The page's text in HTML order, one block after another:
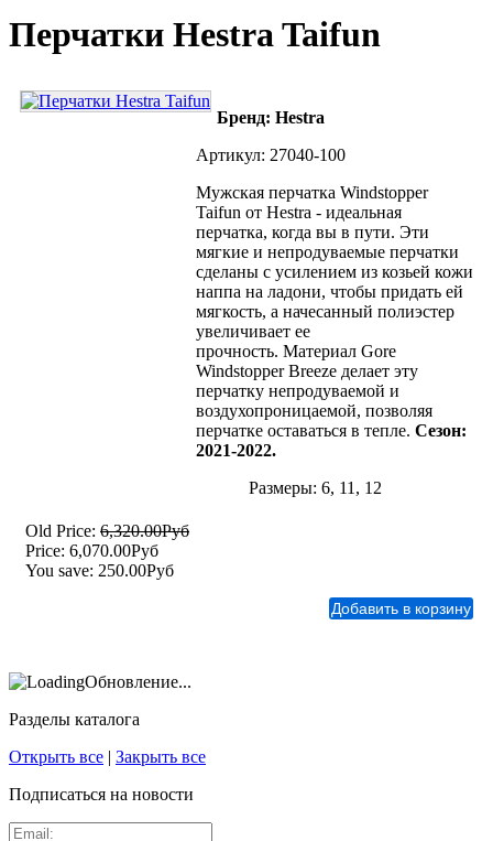
Перчатки Hestra Taifun
Бренд: Hestra
Артикул: 27040-100
Мужская перчатка Windstopper
Taifun от Hestra - идеальная
перчатка, когда вы в пути. Эти
мягкие и непродуваемые перчатки
сделаны с усилением из козьей кожи
наппа на ладони, чтобы придать ей
мягкость, а начесанный полиэстер
увеличивает ее
прочность. Материал Gore
Windstopper Breeze делает эту
перчатку непродуваемой и
воздухопроницаемой, позволяя
перчатке оставаться в тепле. Сезон:
2021-2022.
Размеры: 6, 11, 12
Old Price: 6,320.00Руб
Price: 6,070.00Руб
You save: 250.00Руб
Обновление...
Разделы каталога
Открыть все | Закрыть все
Подписаться на новости